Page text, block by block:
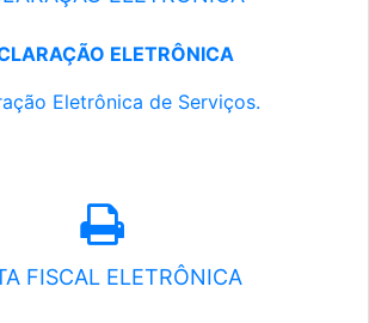
ELETRÔNICA
Eletrônica de Serviços.
FISCAL ELETRÔNICA